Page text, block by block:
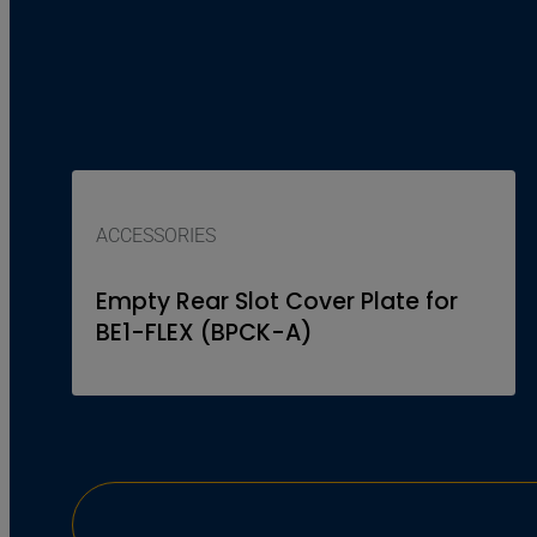
ACCESSORIES
Empty Rear Slot Cover Plate for
BE1-FLEX (BPCK-A)